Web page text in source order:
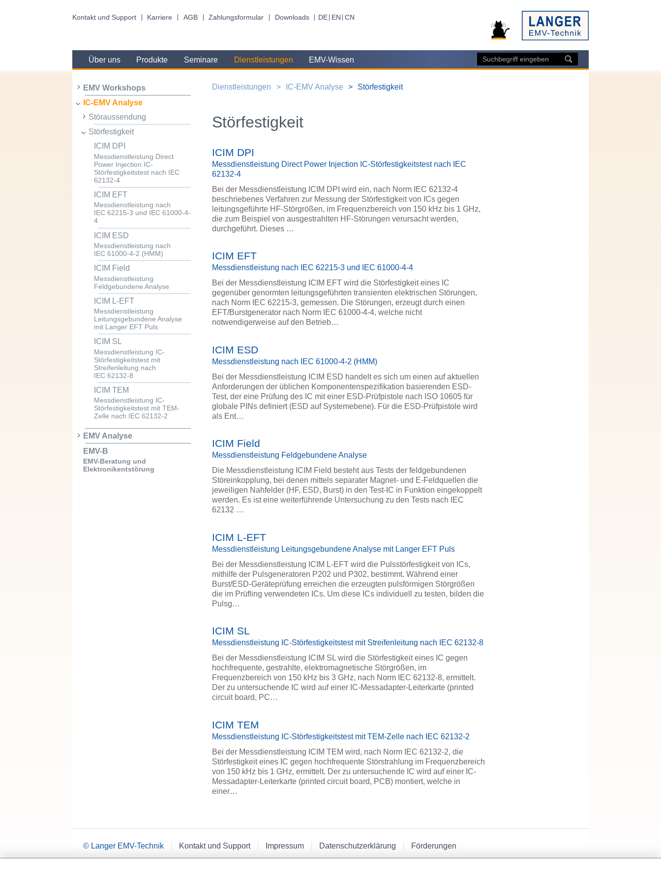
Kontakt und Support Karriere AGB Zahlungsformular Downloads DE EN CN
Über uns Produkte Seminare Dienstleistungen EMV-Wissen
EMV Workshops
IC-EMV Analyse
Störaussendung
Störfestigkeit
ICIM DPI
Messdienstleistung Direct
Power Injection IC-
Störfestigkeitstest nach IEC
62132-4
ICIM EFT
Messdienstleistung nach
IEC 62215-3 und IEC 61000-4-
4
ICIM ESD
Messdienstleistung nach
IEC 61000-4-2 (HMM)
ICIM Field
Messdienstleistung
Feldgebundene Analyse
ICIM L-EFT
Messdienstleistung
Leitungsgebundene Analyse
mit Langer EFT Puls
ICIM SL
Messdienstleistung IC-
Störfestigkeitstest mit
Streifenleitung nach
IEC 62132-8
ICIM TEM
Messdienstleistung IC-
Störfestigkeitstest mit TEM-
Zelle nach IEC 62132-2
EMV Analyse
EMV-B
EMV-Beratung und
Elektronikentstörung
Dienstleistungen IC-EMV Analyse Störfestigkeit
Störfestigkeit
ICIM DPI
Messdienstleistung Direct Power Injection IC-Störfestigkeitstest nach IEC
62132-4
Bei der Messdienstleistung ICIM DPI wird ein, nach Norm IEC 62132-4
beschriebenes Verfahren zur Messung der Störfestigkeit von ICs gegen
leitungsgeführte HF-Störgrößen, im Frequenzbereich von 150 kHz bis 1 GHz,
die zum Beispiel von ausgestrahlten HF-Störungen verursacht werden,
durchgeführt. Dieses …
ICIM EFT
Messdienstleistung nach IEC 62215-3 und IEC 61000-4-4
Bei der Messdienstleistung ICIM EFT wird die Störfestigkeit eines IC
gegenüber genormten leitungsgeführten transienten elektrischen Störungen,
nach Norm IEC 62215-3, gemessen. Die Störungen, erzeugt durch einen
EFT/Burstgenerator nach Norm IEC 61000-4-4, welche nicht
notwendigerweise auf den Betrieb…
ICIM ESD
Messdienstleistung nach IEC 61000-4-2 (HMM)
Bei der Messdienstleistung ICIM ESD handelt es sich um einen auf aktuellen
Anforderungen der üblichen Komponentenspezifikation basierenden ESD-
Test, der eine Prüfung des IC mit einer ESD-Prüfpistole nach ISO 10605 für
globale PINs definiert (ESD auf Systemebene). Für die ESD-Prüfpistole wird
als Ent…
ICIM Field
Messdienstleistung Feldgebundene Analyse
Die Messdienstleistung ICIM Field besteht aus Tests der feldgebundenen
Störeinkopplung, bei denen mittels separater Magnet- und E-Feldquellen die
jeweiligen Nahfelder (HF, ESD, Burst) in den Test-IC in Funktion eingekoppelt
werden. Es ist eine weiterführende Untersuchung zu den Tests nach IEC
62132 …
ICIM L-EFT
Messdienstleistung Leitungsgebundene Analyse mit Langer EFT Puls
Bei der Messdienstleistung ICIM L-EFT wird die Pulsstörfestigkeit von ICs,
mithilfe der Pulsgeneratoren P202 und P302, bestimmt. Während einer
Burst/ESD-Geräteprüfung erreichen die erzeugten pulsförmigen Störgrößen
die im Prüfling verwendeten ICs. Um diese ICs individuell zu testen, bilden die
Pulsg…
ICIM SL
Messdienstleistung IC-Störfestigkeitstest mit Streifenleitung nach IEC 62132-8
Bei der Messdienstleistung ICIM SL wird die Störfestigkeit eines IC gegen
hochfrequente, gestrahlte, elektromagnetische Störgrößen, im
Frequenzbereich von 150 kHz bis 3 GHz, nach Norm IEC 62132-8, ermittelt.
Der zu untersuchende IC wird auf einer IC-Messadapter-Leiterkarte (printed
circuit board, PC…
ICIM TEM
Messdienstleistung IC-Störfestigkeitstest mit TEM-Zelle nach IEC 62132-2
Bei der Messdienstleistung ICIM TEM wird, nach Norm IEC 62132-2, die
Störfestigkeit eines IC gegen hochfrequente Störstrahlung im Frequenzbereich
von 150 kHz bis 1 GHz, ermittelt. Der zu untersuchende IC wird auf einer IC-
Messadapter-Leiterkarte (printed circuit board, PCB) montiert, welche in
einer…
© Langer EMV-Technik Kontakt und Support Impressum Datenschutzerklärung Förderungen